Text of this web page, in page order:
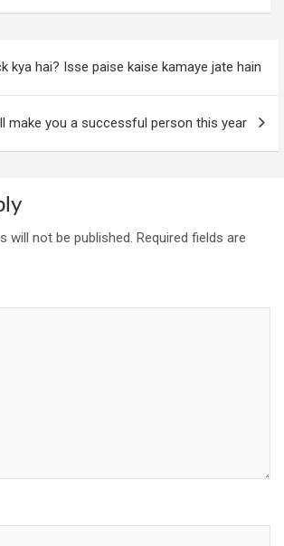
kya hai? Isse paise kaise kamaye jate hain
make you a successful person this year
will not be published. Required fields are